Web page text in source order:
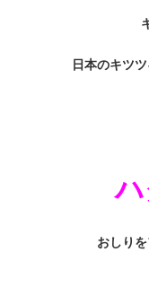
日本のキツ
おしり